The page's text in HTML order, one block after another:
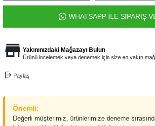
WHATSAPP İLE SİPARİŞ
Yakınınızdaki Mağazayı Bulun
Ürünü incelemek veya denemek için size en yakın
Paylaş
Önemli:
Değerli müşterimiz, ürünlerimize deneme